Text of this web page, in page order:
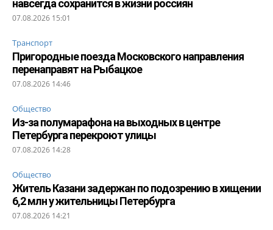
навсегда сохранится в жизни россиян
07.08.2026 15:01
Транспорт
Пригородные поезда Московского направления
перенаправят на Рыбацкое
07.08.2026 14:46
Общество
Из-за полумарафона на выходных в центре
Петербурга перекроют улицы
07.08.2026 14:28
Общество
Житель Казани задержан по подозрению в хищении
6,2 млн у жительницы Петербурга
07.08.2026 14:21